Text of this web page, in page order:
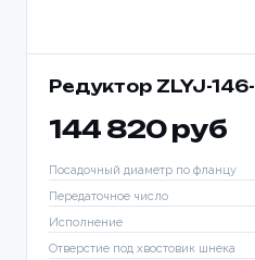
Редуктор ZLYJ-146-l
144 820 руб
Посадочный диаметр по фланцу
Передаточное число
Исполнение
Отверстие под хвостовик шнека